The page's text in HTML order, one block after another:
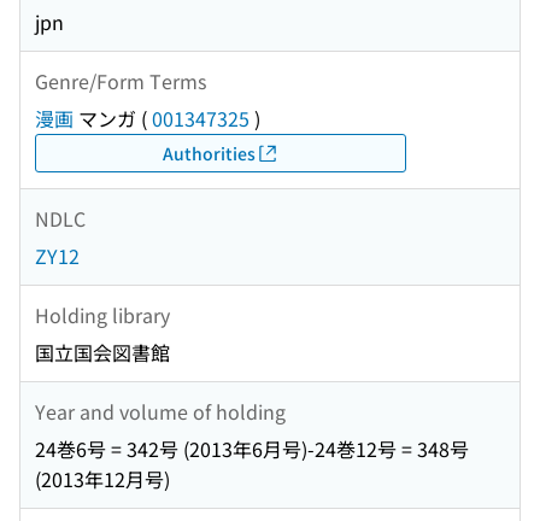
jpn
Genre/Form Terms
漫画 マンガ (001347325 )
Authorities
NDLC
ZY12
Holding library
国立国会図書館
Year and volume of holding
24巻6号 = 342号 (2013年6月号)-24巻12号 = 348号
(2013年12月号)